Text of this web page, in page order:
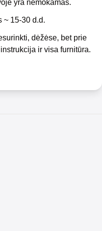
yra nemokamas.
~ 15-30 d.d.
dėžėse, bet prie
ir visa furnitūra.